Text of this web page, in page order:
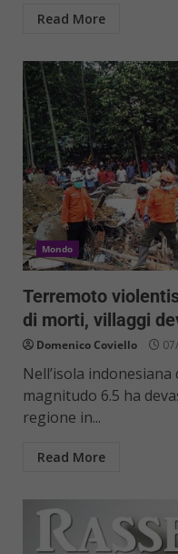
Read More
Mondo
Terremoto
di morti, villaggi
Domenico Coviello
Nell’isola
magnitudo 6.5 ha
regione in...
Read More